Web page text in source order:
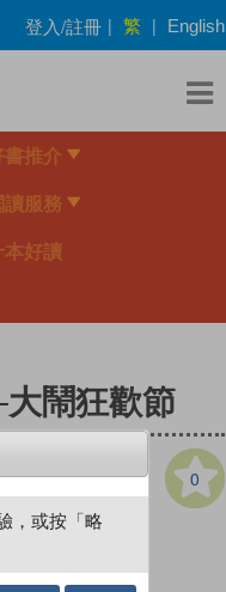
登入/註冊 | 繁 | English
書推介
讀服務
本好讀
鬧狂歡節
0
，或按「略